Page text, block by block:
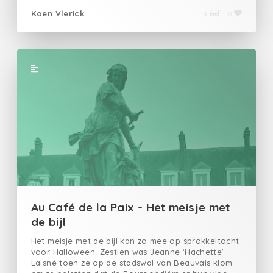
Koen Vlerick
Au Café de la Paix - Het meisje met
de bijl
Het meisje met de bijl kan zo mee op sprokkeltocht
voor Halloween. Zestien was Jeanne ‘Hachette’
Laisné toen ze op de stadswal van Beauvais klom